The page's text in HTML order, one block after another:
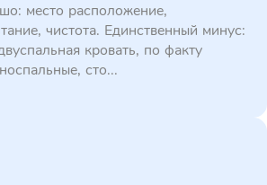
место расположение,
чистота. Единственный минус:
кровать, по факту
сто...